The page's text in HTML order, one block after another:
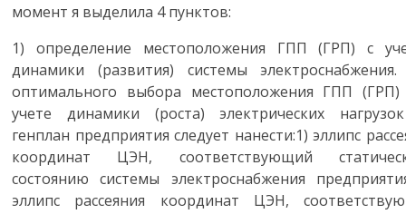
момент я выделила 4 пунктов:
1)
определение местоположения ГПП (ГРП) с
динамики (развития) системы
оптимального выбора местоположения ГПП
учете динамики (роста) электрических
генплан предприятия следует нанести:1) эллипс
координат ЦЭН, соответствующий
состоянию системы электроснабжения
эллипс рассеяния координат ЦЭН,